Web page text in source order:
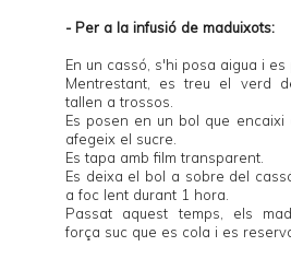
- Per a la infusió de maduixots:
En un cassó, s'hi posa aigua i es
Mentrestant, es treu el verd
tallen a trossos.
Es posen en un bol que encaixi
afegeix el sucre.
Es tapa amb film transparent.
Es deixa el bol a sobre del
a foc lent durant 1 hora.
Passat aquest temps, els
força suc que es cola i es